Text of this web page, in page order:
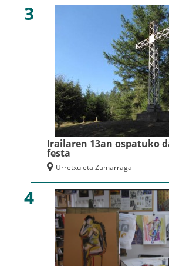
3
Irailaren 13an ospatuko
festa
Urretxu eta Zumarraga
4